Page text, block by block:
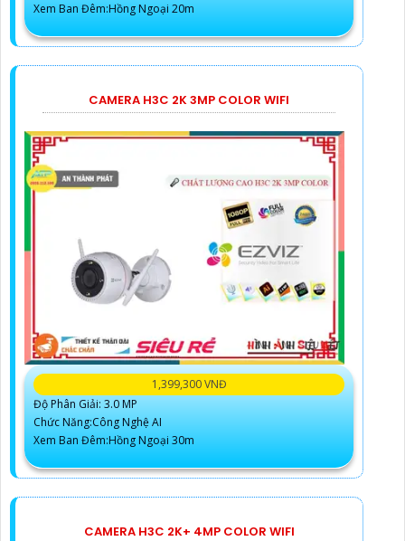
Xem Ban Đêm:Hồng Ngoại 20m
CAMERA H3C 2K 3MP COLOR WIFI
1,399,300 VNĐ
Độ Phân Giải: 3.0 MP
Chức Năng:Công Nghệ AI
Xem Ban Đêm:Hồng Ngoại 30m
CAMERA H3C 2K+ 4MP COLOR WIFI